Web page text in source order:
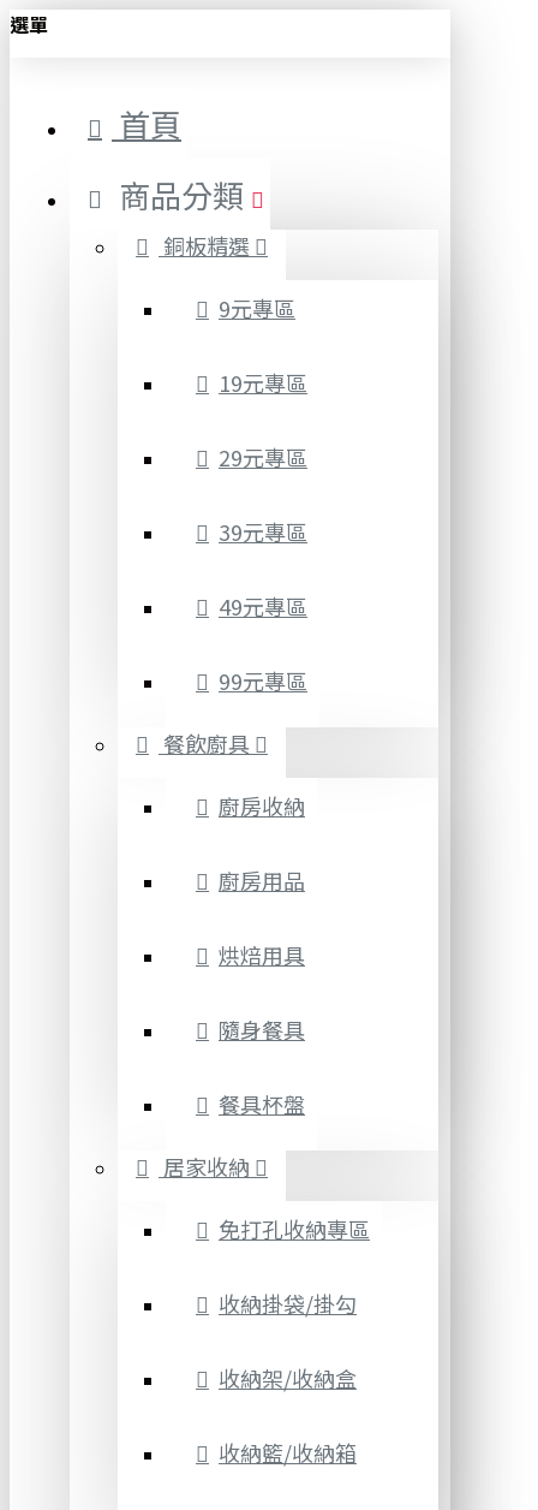
選單
首頁
商品分類
銅板精選
9元專區
19元專區
29元專區
39元專區
49元專區
99元專區
餐飲廚具
廚房收納
廚房用品
烘焙用具
隨身餐具
餐具杯盤
居家收納
免打孔收納專區
收納掛袋/掛勾
收納架/收納盒
收納籃/收納箱